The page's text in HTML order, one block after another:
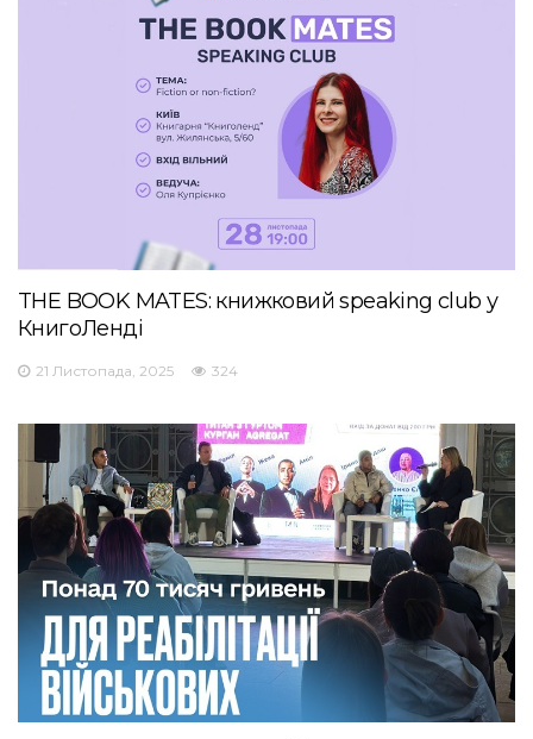
THE BOOK MATES: книжковий speaking club у
КнигоЛенді
21 Листопада, 2025 324